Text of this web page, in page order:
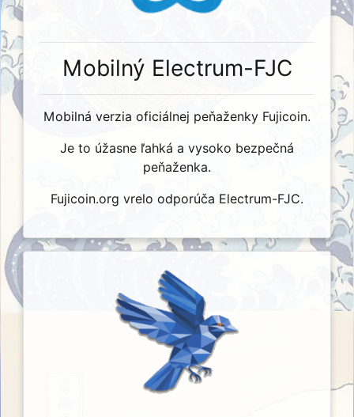
Mobilný Electrum-FJC
Mobilná verzia oficiálnej peňaženky Fujicoin.
Je to úžasne ľahká a vysoko bezpečná
peňaženka.
Fujicoin.org vrelo odporúča Electrum-FJC.